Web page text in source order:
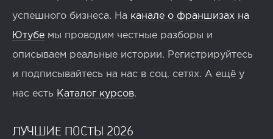
успешного бизнеса. На канале о франшизах на
Ютубе мы проводим честные разборы и
описываем реальные истории. Регистрируйтесь
и подписывайтесь на нас в соц. сетях. А ещё у
нас есть Каталог курсов.
ЛУЧШИЕ ПОСТЫ 2026